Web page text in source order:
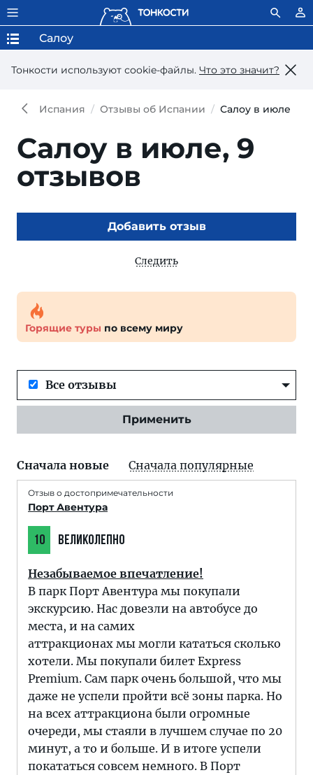
Тонкости используют сookie-файлы. Что это значит?
Салоу
Испания Отзывы об Испании Салоу в июле
Салоу в июле, 9
отзывов
Добавить отзыв
Следить
Горящие туры по всему миру
Все отзывы
Применить
Сначала новые Сначала популярные
Отзыв о достопримечательности
Порт Авентура
10 ВЕЛИКОЛЕПНО
Незабываемое впечатление!
В парк Порт Авентура мы покупали
экскурсию. Нас довезли на автобусе до
места, и на самих
аттракционах мы могли кататься сколько
хотели. Мы покупали билет Express
Premium. Сам парк очень большой, что мы
даже не успели пройти всё зоны парка. Но
на всех аттракциона были огромные
очереди, мы стаяли в лучшем случае по 20
минут, а то и больше. И в итоге успели
покататься совсем немного. В Порт